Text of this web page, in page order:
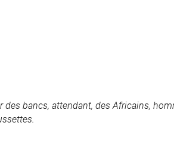
des bancs, attendant, des Africains,